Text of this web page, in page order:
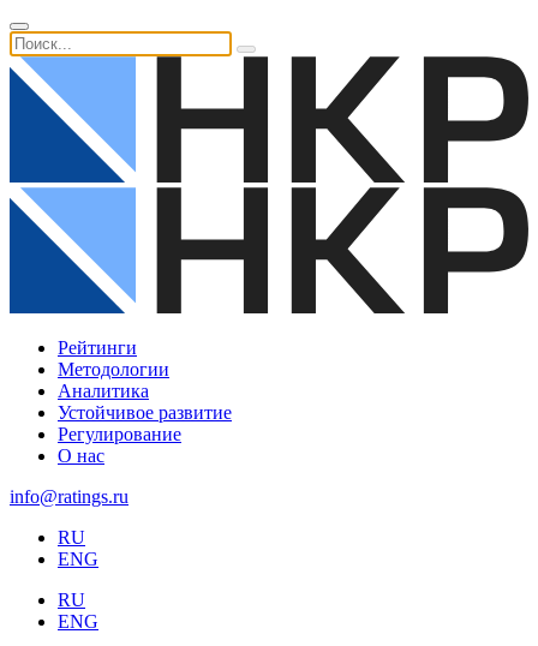
Рейтинги
Методологии
Аналитика
Устойчивое развитие
Регулирование
О нас
info@ratings.ru
RU
ENG
RU
ENG